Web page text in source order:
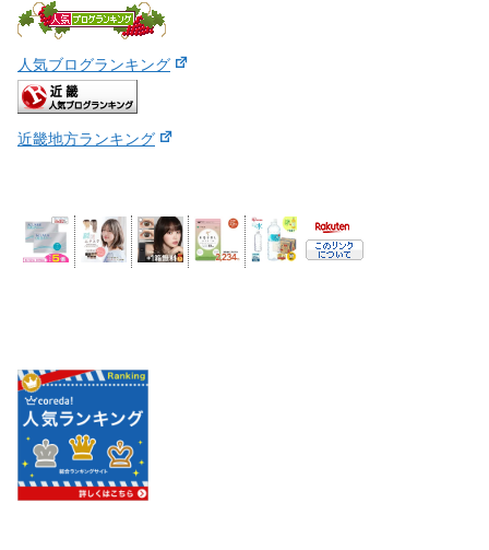
人気ブログランキング
近畿地方ランキング